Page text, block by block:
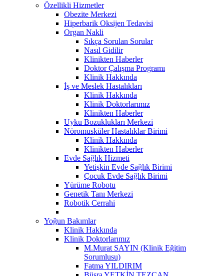
Özellikli Hizmetler
Obezite Merkezi
Hiperbarik Oksijen Tedavisi
Organ Nakli
Sıkça Sorulan Sorular
Nasıl Gidilir
Klinikten Haberler
Doktor Çalışma Programı
Klinik Hakkında
İş ve Meslek Hastalıkları
Klinik Hakkında
Klinik Doktorlarımız
Klinikten Haberler
Uyku Bozuklukları Merkezi
Nöromusküler Hastalıklar Birimi
Klinik Hakkında
Klinikten Haberler
Evde Sağlık Hizmeti
Yetişkin Evde Sağlık Birimi
Çocuk Evde Sağlık Birimi
Yürüme Robotu
Genetik Tanı Merkezi
Robotik Cerrahi
Yoğun Bakımlar
Klinik Hakkında
Klinik Doktorlarımız
M.Murat SAYIN (Klinik Eğitim
Sorumlusu)
Fatma YILDIRIM